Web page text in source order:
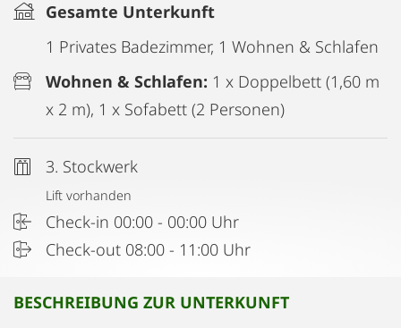
Gesamte Unterkunft
1 Privates Badezimmer, 1 Wohnen & Schlafen
Wohnen & Schlafen: 1 x Doppelbett (1,60 m
x 2 m), 1 x Sofabett (2 Personen)
3. Stockwerk
Lift vorhanden
Check-in 00:00 - 00:00 Uhr
Check-out 08:00 - 11:00 Uhr
BESCHREIBUNG ZUR UNTERKUNFT